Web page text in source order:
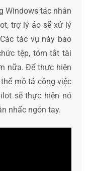
Windows tác nhân
trợ lý ảo sẽ xử lý
tác vụ này bao
tệp, tóm tắt tài
nữa. Để thực hiện
mô tả công việc
sẽ thực hiện nó
nhấc ngón tay.